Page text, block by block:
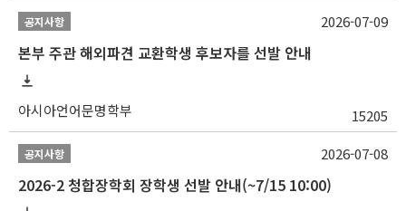
공지사항
본부 주관 해외파견 교환학생 후보자를 선발 안내
아시아언어문명학부 15205
2026-07-09
공지사항
2026-2 청합장학회 장학생 선발 안내(~7/15 10:00)
2026-07-08